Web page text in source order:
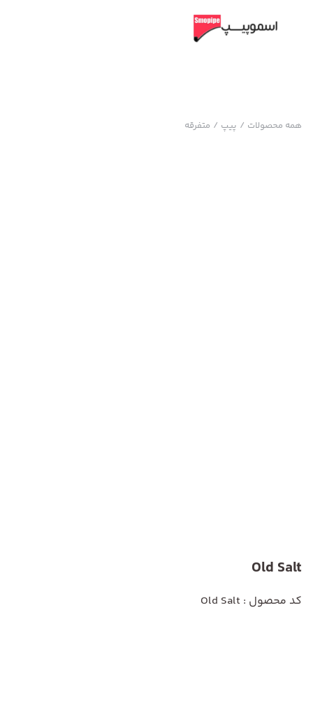
همه محصولات / پیپ / متفرقه
Old Salt
کد محصول : Old Salt